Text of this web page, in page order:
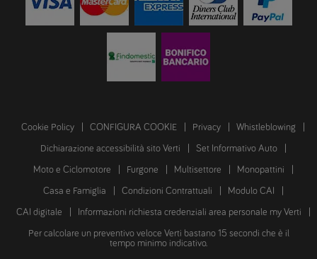
Cookie Policy CONFIGURA COOKIE Privacy Whistleblowing
Dichiarazione accessibilità sito Verti Set Informativo Auto
Moto e Ciclomotore Furgone Multisettore Monopattini
Casa e Famiglia Condizioni Contrattuali Modulo CAI
CAI digitale Informazioni richiesta credenziali area personale my Verti
Per calcolare un preventivo veloce Verti bastano 15 secondi che è il
tempo minimo indicativo.